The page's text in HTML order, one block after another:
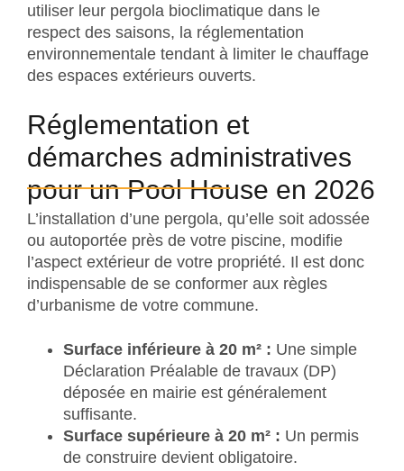
utiliser leur pergola bioclimatique dans le
respect des saisons, la réglementation
environnementale tendant à limiter le chauffage
des espaces extérieurs ouverts.
Réglementation et
démarches administratives
pour un Pool House en 2026
L’installation d’une pergola, qu’elle soit adossée
ou autoportée près de votre piscine, modifie
l’aspect extérieur de votre propriété. Il est donc
indispensable de se conformer aux règles
d’urbanisme de votre commune.
Surface inférieure à 20 m² : Une simple
Déclaration Préalable de travaux (DP)
déposée en mairie est généralement
suffisante.
Surface supérieure à 20 m² : Un permis
de construire devient obligatoire.